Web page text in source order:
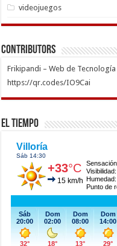
videojuegos
Contributors
Frikipandi – Web de
https://qr.codes/IO9Cai
El Tiempo